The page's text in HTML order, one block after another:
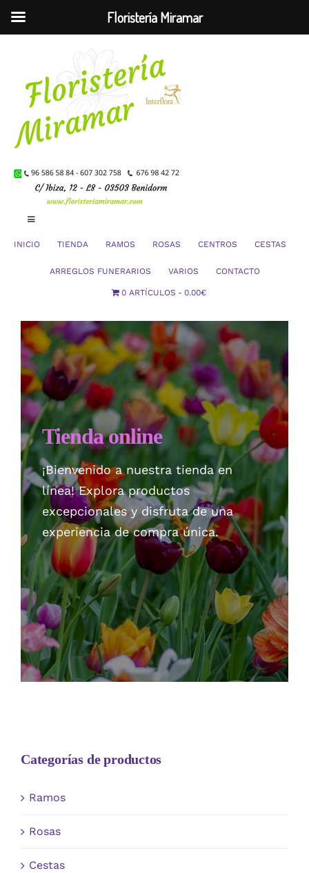
contenido
Toggle
Checkout
Politica de privacidad
INICIO TIENDA RAMOS ROSAS CENTROS CESTAS
ARREGLOS FUNERARIOS VARIOS CONTACTO
0 ARTÍCULOS 0.00€
Tienda online
¡Bienvenido a nuestra tienda en
línea! Explora productos
excepcionales y disfruta de una
experiencia de compra única.
Categorías de productos
Ramos
Rosas
Cestas
Floristería Miramar